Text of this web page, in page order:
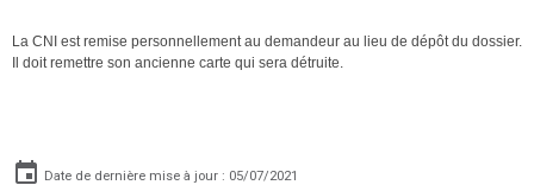
La CNI est remise personnellement au demandeur au lieu de dépôt du dossier.
Il doit remettre son ancienne carte qui sera détruite.
Date de dernière mise à jour : 05/07/2021